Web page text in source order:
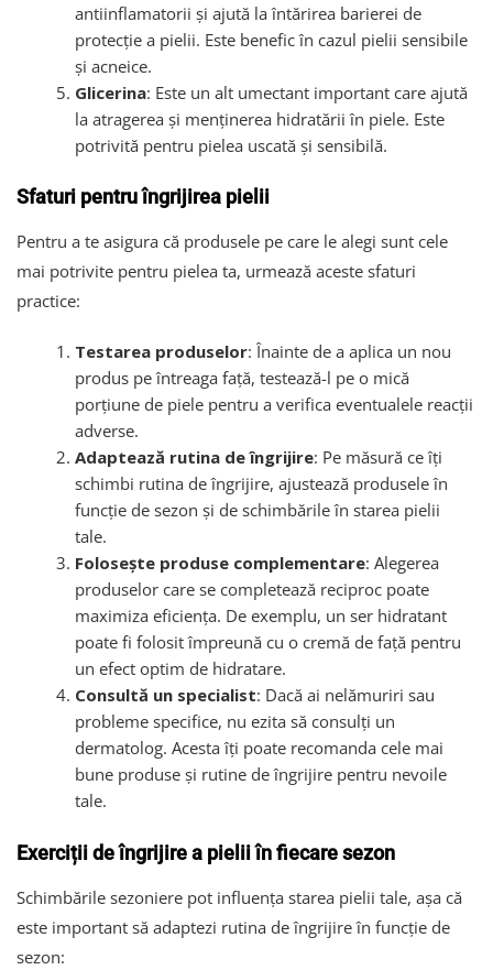
antiinflamatorii și ajută la întărirea barierei de
protecție a pielii. Este benefic în cazul pielii sensibile
și acneice.
Glicerina: Este un alt umectant important care ajută
la atragerea și menținerea hidratării în piele. Este
potrivită pentru pielea uscată și sensibilă.
Sfaturi pentru îngrijirea pielii
Pentru a te asigura că produsele pe care le alegi sunt cele
mai potrivite pentru pielea ta, urmează aceste sfaturi
practice:
Testarea produselor: Înainte de a aplica un nou
produs pe întreaga față, testează-l pe o mică
porțiune de piele pentru a verifica eventualele reacții
adverse.
Adaptează rutina de îngrijire: Pe măsură ce îți
schimbi rutina de îngrijire, ajustează produsele în
funcție de sezon și de schimbările în starea pielii
tale.
Folosește produse complementare: Alegerea
produselor care se completează reciproc poate
maximiza eficiența. De exemplu, un ser hidratant
poate fi folosit împreună cu o cremă de față pentru
un efect optim de hidratare.
Consultă un specialist: Dacă ai nelămuriri sau
probleme specifice, nu ezita să consulți un
dermatolog. Acesta îți poate recomanda cele mai
bune produse și rutine de îngrijire pentru nevoile
tale.
Exerciții de îngrijire a pielii în fiecare sezon
Schimbările sezoniere pot influența starea pielii tale, așa că
este important să adaptezi rutina de îngrijire în funcție de
sezon: